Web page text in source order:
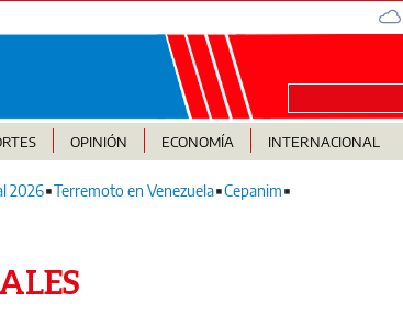
OPINIÓN ECONOMÍA INTERNACIONAL
2026 Terremoto en Venezuela Cepanim